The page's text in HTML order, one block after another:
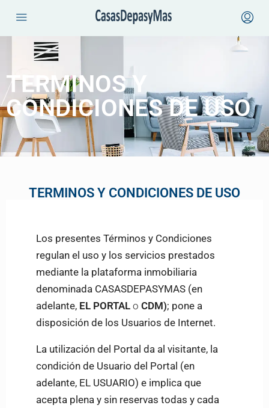
TERMINOS Y
CONDICIONES DE USO
TERMINOS Y CONDICIONES DE USO
Los presentes Términos y Condiciones
regulan el uso y los servicios prestados
mediante la plataforma inmobiliaria
denominada CASASDEPASYMAS (en
adelante, EL PORTAL o CDM); pone a
disposición de los Usuarios de Internet.
La utilización del Portal da al visitante, la
condición de Usuario del Portal (en
adelante, EL USUARIO) e implica que
acepta plena y sin reservas todas y cada